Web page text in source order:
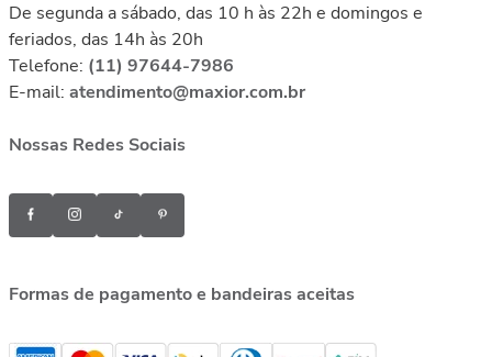
De segunda a sábado, das 10 h às 22h e domingos e
feriados, das 14h às 20h
Telefone: (11) 97644-7986
E-mail: atendimento@maxior.com.br
Nossas Redes Sociais
Formas de pagamento e bandeiras aceitas